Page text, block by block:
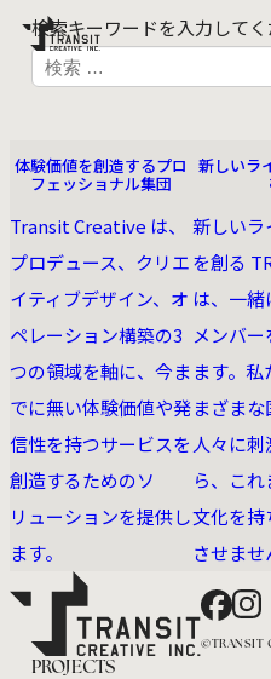
PROJECTS
SERVICE
NEWSLETTER :
Facebook
検索キーワードを入力してく
検
体験価値を創造するプロ
フェッショナル集団
Transit Creative は、
プロデュース、クリエ
イティブデザイン、オ
ペレーション構築の3
つの領域を軸に、今ま
でに無い体験価値や発
信性を持つサービスを
創造するためのソ
リューションを提供し
ます。
新しいラ
新しいラ
を創る
は、一
メンバ
ます。
まざまな
人々に
ら、こ
文化を持
させませ
©TRANSIT
PROJECTS